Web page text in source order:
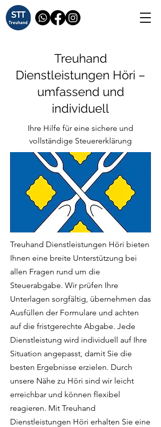
Treuhand
Dienstleistungen Höri –
umfassend und
individuell
Ihre Hilfe für eine sichere und
vollständige Steuererklärung
Treuhand Dienstleistungen Höri bieten
Ihnen eine breite Unterstützung bei
allen Fragen rund um die
Steuerabgabe. Wir prüfen Ihre
Unterlagen sorgfältig, übernehmen das
Ausfüllen der Formulare und achten
auf die fristgerechte Abgabe. Jede
Dienstleistung wird individuell auf Ihre
Situation angepasst, damit Sie die
besten Ergebnisse erzielen. Durch
unsere Nähe zu Höri sind wir leicht
erreichbar und können flexibel
reagieren. Mit Treuhand
Dienstleistungen Höri erhalten Sie eine